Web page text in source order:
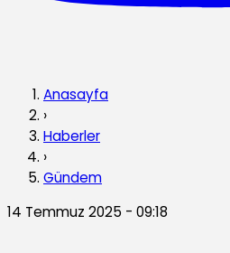
Anasayfa
›
Haberler
›
Gündem
14 Temmuz 2025 - 09:18